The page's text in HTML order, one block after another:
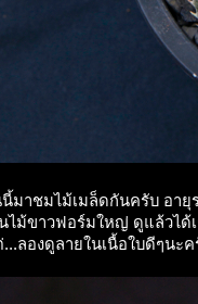
มาชมไม้เมล็ดกันครับ อายุ
ไม้ขาวฟอร์มใหญ่ ดูแล้วได้
ลองดูลายในเนื้อใบดีๆนะ